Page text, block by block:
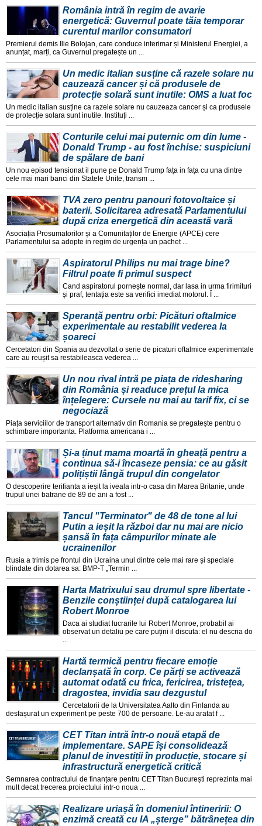
România intră în regim de avarie
energetică: Guvernul poate tăia temporar
curentul marilor consumatori
Premierul demis Ilie Bolojan, care conduce interimar și Ministerul Energiei, a
anunțat, marți, ca Guvernul pregatește un ...
Un medic italian susține că razele solare nu
cauzează cancer și că produsele de
protecție solară sunt inutile: OMS a luat foc
Un medic italian susține ca razele solare nu cauzeaza cancer și ca produsele
de protecție solara sunt inutile. Instituți ...
Conturile celui mai puternic om din lume -
Donald Trump - au fost închise: suspiciuni
de spălare de bani
Un nou episod tensionat il pune pe Donald Trump fața in fața cu una dintre
cele mai mari banci din Statele Unite, transm ...
TVA zero pentru panouri fotovoltaice și
baterii. Solicitarea adresată Parlamentului
după criza energetică din această vară
Asociația Prosumatorilor și a Comunitaților de Energie (APCE) cere
Parlamentului sa adopte in regim de urgența un pachet ...
Aspiratorul Philips nu mai trage bine?
Filtrul poate fi primul suspect
Cand aspiratorul pornește normal, dar lasa in urma firimituri
și praf, tentația este sa verifici imediat motorul. Î ...
Speranță pentru orbi: Picături oftalmice
experimentale au restabilit vederea la
șoareci
Cercetatori din Spania au dezvoltat o serie de picaturi oftalmice experimentale
care au reușit sa restabileasca vederea ...
Un nou rival intră pe piața de ridesharing
din România și readuce prețul la mica
înțelegere: Cursele nu mai au tarif fix, ci se
negociază
Piața serviciilor de transport alternativ din Romania se pregatește pentru o
schimbare importanta. Platforma americana i ...
Și-a ținut mama moartă în gheață pentru a
continua să-i încaseze pensia: ce au găsit
polițiștii lângă trupul din congelator
O descoperire terifianta a ieșit la iveala intr-o casa din Marea Britanie, unde
trupul unei batrane de 89 de ani a fost ...
Tancul "Terminator" de 48 de tone al lui
Putin a ieșit la război dar nu mai are nicio
șansă în fața câmpurilor minate ale
ucrainenilor
Rusia a trimis pe frontul din Ucraina unul dintre cele mai rare și speciale
blindate din dotarea sa: BMP-T „Termin ...
Harta Matrixului sau drumul spre libertate -
Benzile conștiinței după catalogarea lui
Robert Monroe
Daca ai studiat lucrarile lui Robert Monroe, probabil ai
observat un detaliu pe care puțini il discuta: el nu descria do
Hartă termică pentru fiecare emoție
declanșată în corp. Ce părți se activează
automat odată cu frica, fericirea, tristețea,
dragostea, invidia sau dezgustul
Cercetatorii de la Universitatea Aalto din Finlanda au
desfașurat un experiment pe peste 700 de persoane. Le-au aratat f ...
CET Titan intră într-o nouă etapă de
implementare. SAPE își consolidează
planul de investiții în producție, stocare și
infrastructură energetică critică
Semnarea contractului de finanțare pentru CET Titan București reprezinta mai
mult decat trecerea proiectului intr-o noua ...
Realizare uriașă în domeniul întineririi: O
enzimă creată cu IA „șterge” bătrânețea din